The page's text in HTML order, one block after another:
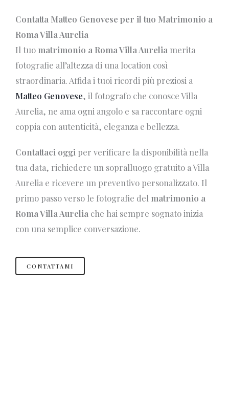
Contatta Matteo Genovese per il tuo Matrimonio a
Roma Villa Aurelia
Il tuo matrimonio a Roma Villa Aurelia merita
fotografie all’altezza di una location così
straordinaria. Affida i tuoi ricordi più preziosi a
Matteo Genovese, il fotografo che conosce Villa
Aurelia, ne ama ogni angolo e sa raccontare ogni
coppia con autenticità, eleganza e bellezza.
Contattaci oggi per verificare la disponibilità nella
tua data, richiedere un sopralluogo gratuito a Villa
Aurelia e ricevere un preventivo personalizzato. Il
primo passo verso le fotografie del matrimonio a
Roma Villa Aurelia che hai sempre sognato inizia
con una semplice conversazione.
CONTATTAMI